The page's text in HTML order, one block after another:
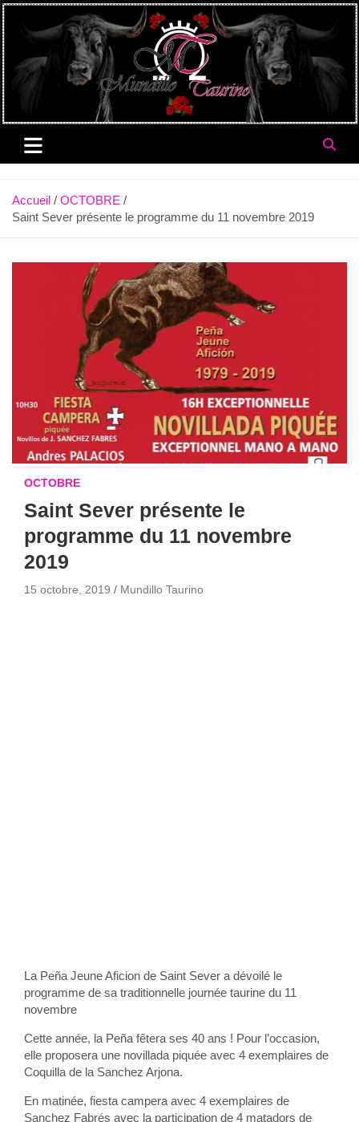
Aller
au
contenu
Accueil
OCTOBRE
Saint Sever présente le programme du 11 novembre 2019
OCTOBRE
Saint Sever présente le
programme du 11 novembre
2019
15 octobre, 2019 Mundillo Taurino
La Peña Jeune Aficion de Saint Sever a dévoilé le
programme de sa traditionnelle journée taurine du 11
novembre
Cette année, la Peña fêtera ses 40 ans ! Pour l’occasion,
elle proposera une novillada piquée avec 4 exemplaires de
Coquilla de la Sanchez Arjona.
En matinée, fiesta campera avec 4 exemplaires de
Sanchez Fabrés avec la participation de 4 matadors de